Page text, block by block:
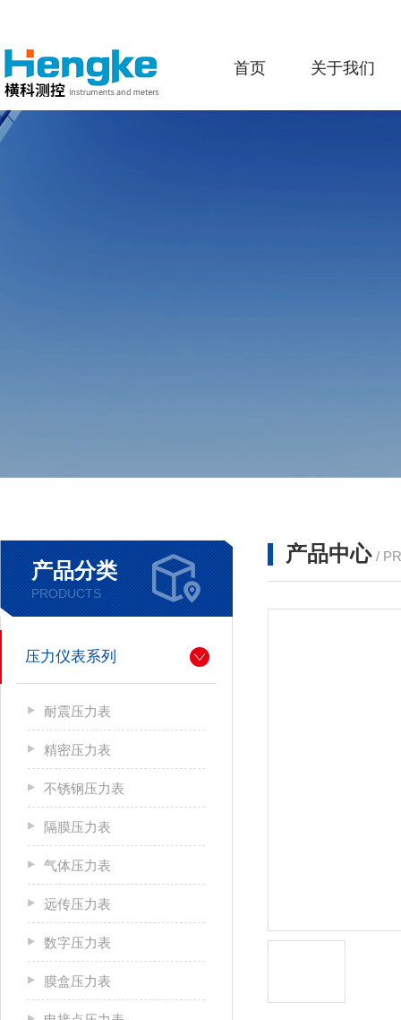
首页 关于我们
产品分类
PRODUCTS
压力仪表系列
耐震压力表
精密压力表
不锈钢压力表
隔膜压力表
气体压力表
远传压力表
数字压力表
膜盒压力表
产品中心 /